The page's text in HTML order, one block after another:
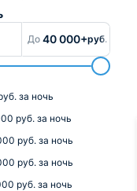
До 40 000+руб.
за ночь
руб. за ночь
руб. за ночь
руб. за ночь
руб. за ночь